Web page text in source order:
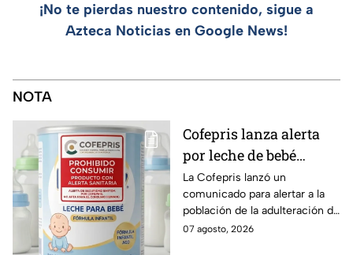
¡No te pierdas nuestro contenido, sigue a
Azteca Noticias en Google News!
NOTA
Cofepris lanza alerta
por leche de bebé
adulterada: ¿Qué marca
es y cómo identificarla?
La Cofepris lanzó un
comunicado para alertar a la
población de la adulteración de
una leche para bebé.
07 agosto, 2026